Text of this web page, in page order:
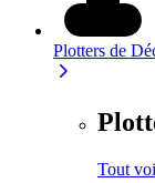
Plotters de
Tout